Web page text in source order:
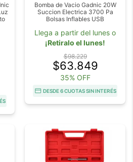
Bomba de Vacio Gadnic 20W
Succion Electrica 3700 Pa
Bolsas Inflables USB
Llega a partir del lunes o
¡Retiralo el lunes!
$98.229
$63.849
35% OFF
DESDE 6 CUOTAS SIN INTERÉS